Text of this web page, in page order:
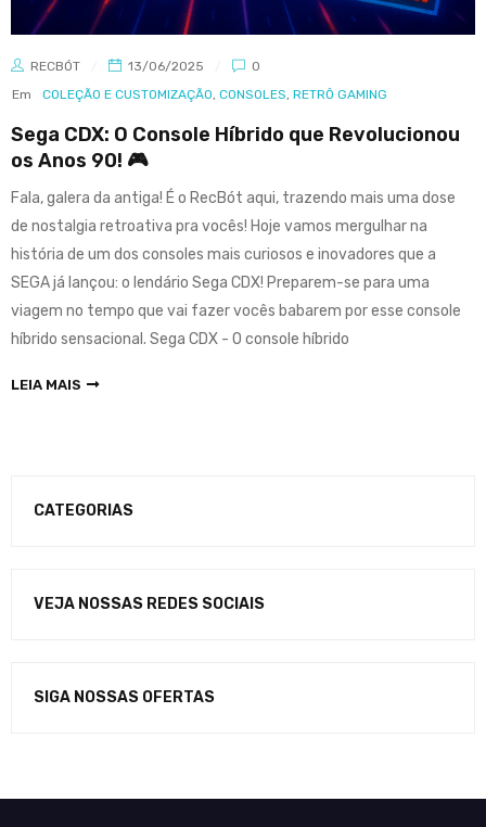
RECBÓT 13/06/2025
0
Em
COLEÇÃO E CUSTOMIZAÇÃO, CONSOLES, RETRÔ GAMING
Sega CDX: O Console Híbrido que Revolucionou
os Anos 90! 🎮
Fala, galera da antiga! É o RecBót aqui, trazendo mais uma dose
de nostalgia retroativa pra vocês! Hoje vamos mergulhar na
história de um dos consoles mais curiosos e inovadores que a
SEGA já lançou: o lendário Sega CDX! Preparem-se para uma
viagem no tempo que vai fazer vocês babarem por esse console
híbrido sensacional. Sega CDX - O console híbrido
LEIA MAIS
CATEGORIAS
VEJA NOSSAS REDES SOCIAIS
SIGA NOSSAS OFERTAS